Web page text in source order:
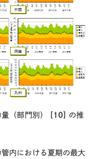
（部門別） [10] の推
内における夏期の最大